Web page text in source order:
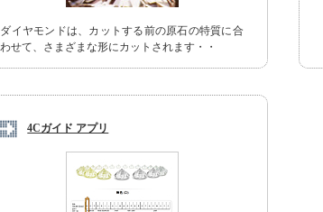
ダイヤモンドは、カットする前の原石の特質に合
わせて、さまざまな形にカットされます・・
4Cガイド アプリ